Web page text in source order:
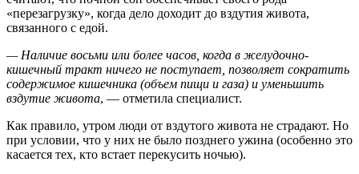
«перезагрузку», когда дело доходит до вздутия живота,
связанного с едой.
— Наличие восьми или более часов, когда в желудочно-
кишечный тракт ничего не поступает, позволяет сократить
содержимое кишечника (объем пищи и газа) и уменьшить
вздутие живота, — отметила специалист.
Как правило, утром люди от вздутого живота не страдают. Но
при условии, что у них не было позднего ужина (особенно это
касается тех, кто встает перекусить ночью).